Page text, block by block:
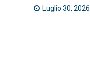
Luglio 30, 2026